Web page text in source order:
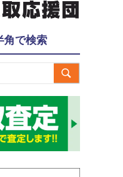
角で検索
